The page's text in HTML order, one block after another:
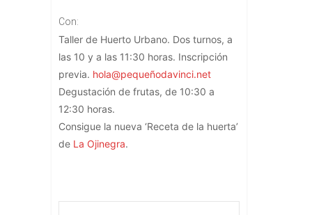
Con:
Taller de Huerto Urbano. Dos turnos, a
las 10 y a las 11:30 horas. Inscripción
previa. hola@pequeñodavinci.net
Degustación de frutas, de 10:30 a
12:30 horas.
Consigue la nueva ‘Receta de la huerta’
de La Ojinegra.